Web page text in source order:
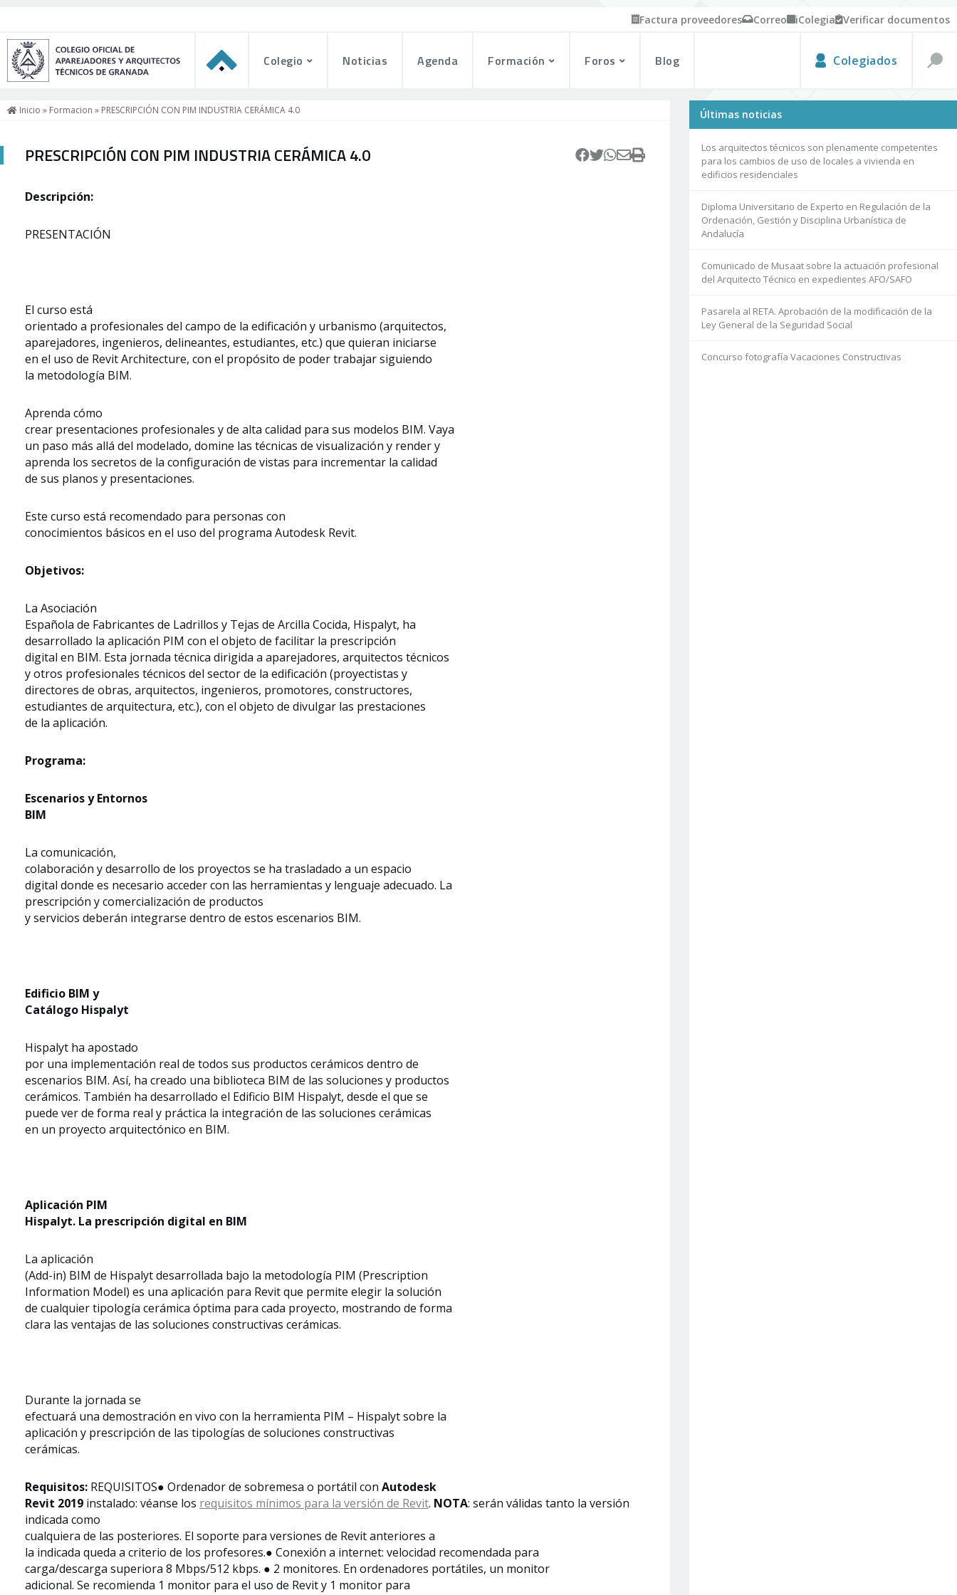
Factura proveedores Correo iColegia Verificar documentos
Colegio Noticias Agenda Formación Foros Blog Colegiados
Inicio » Formacion » PRESCRIPCIÓN CON PIM INDUSTRIA CERÁMICA 4.0
PRESCRIPCIÓN CON PIM INDUSTRIA CERÁMICA 4.0
Descripción:
PRESENTACIÓN
El curso está
orientado a profesionales del campo de la edificación y urbanismo (arquitectos,
aparejadores, ingenieros, delineantes, estudiantes, etc.) que quieran iniciarse
en el uso de Revit Architecture, con el propósito de poder trabajar siguiendo
la metodología BIM.
Aprenda cómo
crear presentaciones profesionales y de alta calidad para sus modelos BIM. Vaya
un paso más allá del modelado, domine las técnicas de visualización y render y
aprenda los secretos de la configuración de vistas para incrementar la calidad
de sus planos y presentaciones.
Este curso está recomendado para personas con
conocimientos básicos en el uso del programa Autodesk Revit.
Objetivos:
La Asociación
Española de Fabricantes de Ladrillos y Tejas de Arcilla Cocida, Hispalyt, ha
desarrollado la aplicación PIM con el objeto de facilitar la prescripción
digital en BIM. Esta jornada técnica dirigida a aparejadores, arquitectos técnicos
y otros profesionales técnicos del sector de la edificación (proyectistas y
directores de obras, arquitectos, ingenieros, promotores, constructores,
estudiantes de arquitectura, etc.), con el objeto de divulgar las prestaciones
de la aplicación.
Programa:
Escenarios y Entornos
BIM
La comunicación,
colaboración y desarrollo de los proyectos se ha trasladado a un espacio
digital donde es necesario acceder con las herramientas y lenguaje adecuado. La
prescripción y comercialización de productos
y servicios deberán integrarse dentro de estos escenarios BIM.
Edificio BIM y
Catálogo Hispalyt
Hispalyt ha apostado
por una implementación real de todos sus productos cerámicos dentro de
escenarios BIM. Así, ha creado una biblioteca BIM de las soluciones y productos
cerámicos. También ha desarrollado el Edificio BIM Hispalyt, desde el que se
puede ver de forma real y práctica la integración de las soluciones cerámicas
en un proyecto arquitectónico en BIM.
Aplicación PIM
Hispalyt. La prescripción digital en BIM
La aplicación
(Add-in) BIM de Hispalyt desarrollada bajo la metodología PIM (Prescription
Information Model) es una aplicación para Revit que permite elegir la solución
de cualquier tipología cerámica óptima para cada proyecto, mostrando de forma
clara las ventajas de las soluciones constructivas cerámicas.
Durante la jornada se
efectuará una demostración en vivo con la herramienta PIM – Hispalyt sobre la
aplicación y prescripción de las tipologías de soluciones constructivas
cerámicas.
Requisitos: REQUISITOS● Ordenador de sobremesa o portátil con Autodesk
Revit 2019 instalado: véanse los requisitos mínimos para la versión de Revit. NOTA: serán válidas tanto la versión
indicada como
cualquiera de las posteriores. El soporte para versiones de Revit anteriores a
la indicada queda a criterio de los profesores.● Conexión a internet: velocidad recomendada para
carga/descarga superiora 8 Mbps/512 kbps. ● 2 monitores. En ordenadores portátiles, un monitor
adicional. Se recomienda 1 monitor para el uso de Revit y 1 monitor para
Últimas noticias
Los arquitectos técnicos son plenamente competentes
para los cambios de uso de locales a vivienda en
edificios residenciales
Diploma Universitario de Experto en Regulación de la
Ordenación, Gestión y Disciplina Urbanística de
Andalucía
Comunicado de Musaat sobre la actuación profesional
del Arquitecto Técnico en expedientes AFO/SAFO
Pasarela al RETA. Aprobación de la modificación de la
Ley General de la Seguridad Social
Concurso fotografía Vacaciones Constructivas